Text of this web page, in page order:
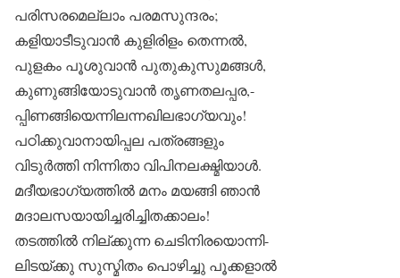
പരിസരമെല്ലാം പരമസുന്ദരം;
കളിയാടീടുവാൻ കുളിരിളം തെന്നൽ,
പുളകം പൂശുവാൻ പുതുകുസുമങ്ങൾ,
കുണുങ്ങിയോടുവാൻ തൃണതലപ്പര,-
പ്പിണങ്ങിയെന്നിലന്നഖിലഭാഗ്യവും!
പഠിക്കുവാനായിപ്പല പത്രങ്ങളും
വിടുർത്തി നിന്നിതാ വിപിനലക്ഷ്മിയാൾ.
മദീയഭാഗ്യത്തിൽ മനം മയങ്ങി ഞാൻ
മദാലസയായിച്ചരിച്ചിതക്കാലം!
തടത്തിൽ നില്ക്കുന്ന ചെടിനിരയൊന്നി-
ലിടയ്ക്കു സുസ്മിതം പൊഴിച്ചു പൂക്കളാൽ